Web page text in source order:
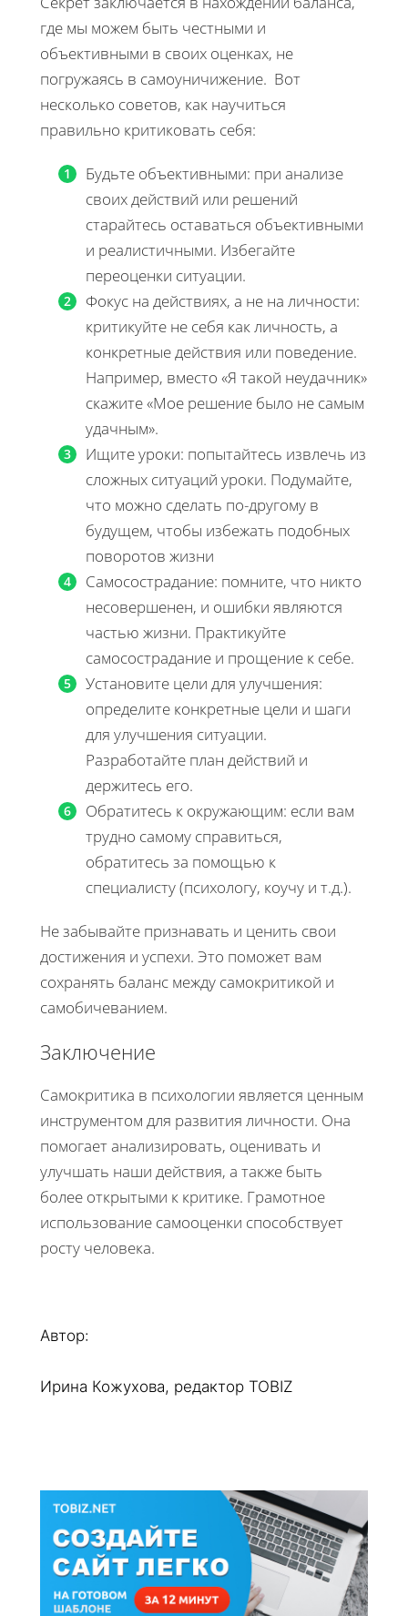
где мы можем быть честными и
объективными в своих оценках, не
погружаясь в самоуничижение. Вот
несколько советов, как научиться
правильно критиковать себя:
Будьте объективными: при анализе
своих действий или решений
старайтесь оставаться объективными
и реалистичными. Избегайте
переоценки ситуации.
Фокус на действиях, а не на личности:
критикуйте не себя как личность, а
конкретные действия или поведение.
Например, вместо «Я такой неудачник»
скажите «Мое решение было не самым
удачным».
Ищите уроки: попытайтесь извлечь из
сложных ситуаций уроки. Подумайте,
что можно сделать по-другому в
будущем, чтобы избежать подобных
поворотов жизни
Самосострадание: помните, что никто
несовершенен, и ошибки являются
частью жизни. Практикуйте
самосострадание и прощение к себе.
Установите цели для улучшения:
определите конкретные цели и шаги
для улучшения ситуации.
Разработайте план действий и
держитесь его.
Обратитесь к окружающим: если вам
трудно самому справиться,
обратитесь за помощью к
специалисту (психологу, коучу и т.д.).
Не забывайте признавать и ценить свои
достижения и успехи. Это поможет вам
сохранять баланс между самокритикой и
самобичеванием.
Заключение
Самокритика в психологии является ценным
инструментом для развития личности. Она
помогает анализировать, оценивать и
улучшать наши действия, а также быть
более открытыми к критике. Грамотное
использование самооценки способствует
росту человека.
Автор:
Ирина Кожухова, редактор TOBIZ